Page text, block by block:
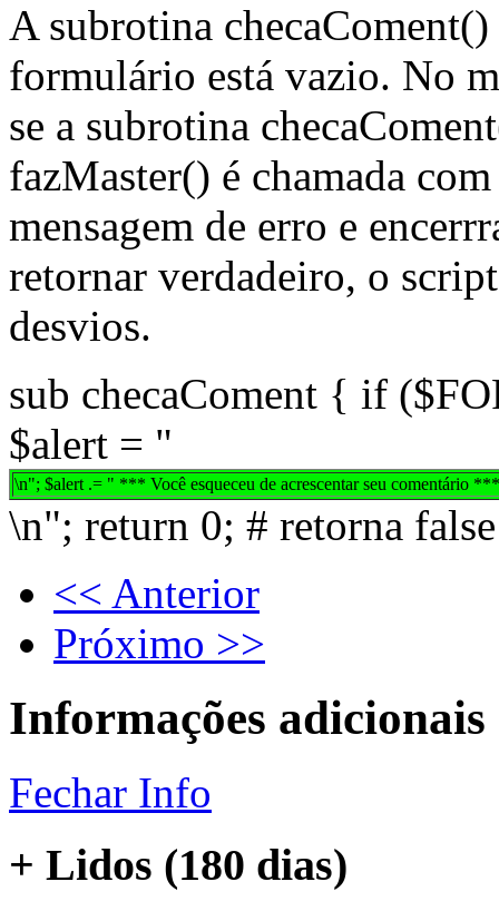
A subrotina
formulário está vazio. No
se a subrotina
fazMaster() é chamada
mensagem de erro e
retornar verdadeiro, o
desvios.
sub checaComent { if
$alert = "
\n"; $alert .= " *** Você esqueceu de acrescentar seu comentário
\n"; return 0; # retorna
<< Anterior
Próximo >>
Informações adicionais
Fechar Info
+ Lidos (180 dias)